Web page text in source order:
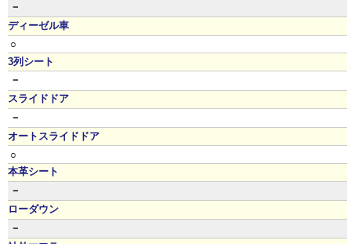
－
ディーゼル車
○
3列シート
－
スライドドア
－
オートスライドドア
○
本革シート
－
ローダウン
－